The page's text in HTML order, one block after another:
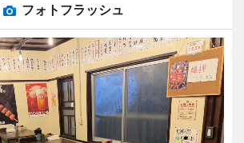
フォトフラッシュ